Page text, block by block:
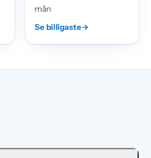
mån
Se billigaste→